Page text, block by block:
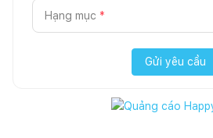
Hạng mục *
Gửi yêu cầu